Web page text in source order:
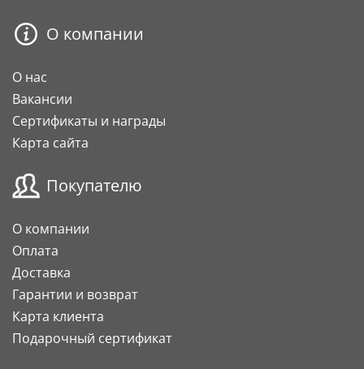
О компании
О нас
Вакансии
Сертификаты и награды
Карта сайта
Покупателю
О компании
Оплата
Доставка
Гарантии и возврат
Карта клиента
Подарочный сертификат